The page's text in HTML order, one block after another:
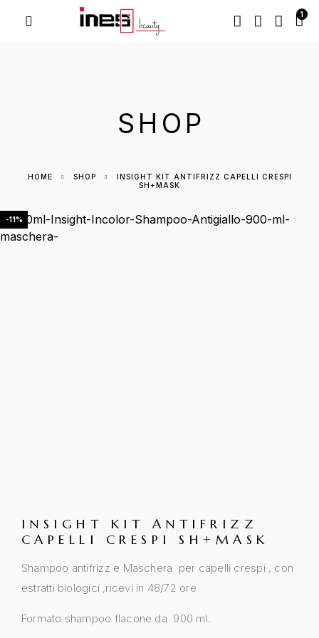
1
SHOP
HOME SHOP
INSIGHT KIT ANTIFRIZZ CAPELLI CRESPI
SH+MASK
-11%
INSIGHT KIT ANTIFRIZZ
CAPELLI CRESPI SH+MASK
Shampoo antifrizz e Maschera per capelli crespi , con
estratti biologici ,ricevi in 48/72 ore
Formato shampoo flacone da 900 ml.